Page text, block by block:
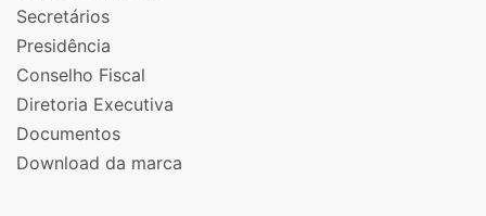
Secretários
Presidência
Conselho Fiscal
Diretoria Executiva
Documentos
Download da marca